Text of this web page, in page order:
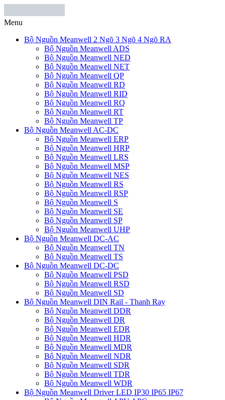
Menu
Bộ Nguồn Meanwell 2 Ngõ 3 Ngõ 4 Ngõ RA
Bộ Nguồn Meanwell ADS
Bộ Nguồn Meanwell NED
Bộ Nguồn Meanwell NET
Bộ Nguồn Meanwell QP
Bộ Nguồn Meanwell RD
Bộ Nguồn Meanwell RID
Bộ Nguồn Meanwell RQ
Bộ Nguồn Meanwell RT
Bộ Nguồn Meanwell TP
Bộ Nguồn Meanwell AC-DC
Bộ Nguồn Meanwell ERP
Bộ Nguồn Meanwell HRP
Bộ Nguồn Meanwell LRS
Bộ Nguồn Meanwell MSP
Bộ Nguồn Meanwell NES
Bộ Nguồn Meanwell RS
Bộ Nguồn Meanwell RSP
Bộ Nguồn Meanwell S
Bộ Nguồn Meanwell SE
Bộ Nguồn Meanwell SP
Bộ Nguồn Meanwell UHP
Bộ Nguồn Meanwell DC-AC
Bộ Nguồn Meanwell TN
Bộ Nguồn Meanwell TS
Bộ Nguồn Meanwell DC-DC
Bộ Nguồn Meanwell PSD
Bộ Nguồn Meanwell RSD
Bộ Nguồn Meanwell SD
Bộ Nguồn Meanwell DIN Rail - Thanh Ray
Bộ Nguồn Meanwell DDR
Bộ Nguồn Meanwell DR
Bộ Nguồn Meanwell EDR
Bộ Nguồn Meanwell HDR
Bộ Nguồn Meanwell MDR
Bộ Nguồn Meanwell NDR
Bộ Nguồn Meanwell SDR
Bộ Nguồn Meanwell TDR
Bộ Nguồn Meanwell WDR
Bộ Nguồn Meanwell Driver LED IP30 IP65 IP67